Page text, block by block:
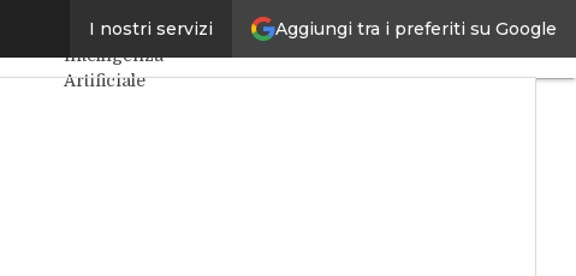
Aggiungi tra i preferiti su Google
I nostri servizi
Ultimi articoli
Intelligenza
Artificiale